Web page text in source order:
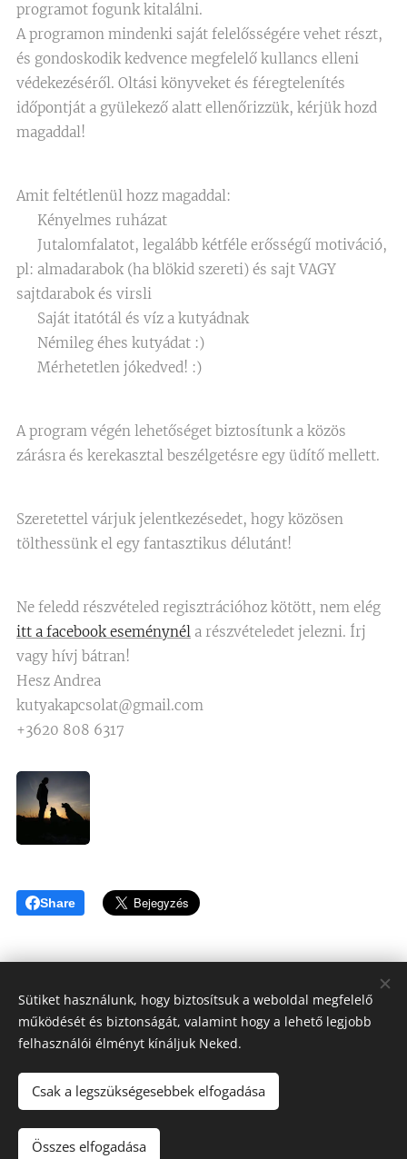
programot fogunk kitalálni.
A programon mindenki saját felelősségére vehet részt,
és gondoskodik kedvence megfelelő kullancs elleni
védekezéséről. Oltási könyveket és féregtelenítés
időpontját a gyülekező alatt ellenőrizzük, kérjük hozd
magaddal!
Amit feltétlenül hozz magaddal:
🐾 Kényelmes ruházat
🐾 Jutalomfalatot, legalább kétféle erősségű motiváció,
pl: almadarabok (ha blökid szereti) és sajt VAGY
sajtdarabok és virsli
🐾 Saját itatótál és víz a kutyádnak
🐾 Némileg éhes kutyádat :)
🐾 Mérhetetlen jókedved! :)
A program végén lehetőséget biztosítunk a közös
zárásra és kerekasztal beszélgetésre egy üdítő mellett.
Szeretettel várjuk jelentkezésedet, hogy közösen
tölthessünk el egy fantasztikus délutánt!
Ne feledd részvételed regisztrációhoz kötött, nem elég
itt a facebook eseménynél a részvételedet jelezni. Írj
vagy hívj bátran!
Hesz Andrea
kutyakapcsolat@gmail.com
+3620 808 6317
Share
Tóthné Hesz Andrea
KUTYAKAPCSOLAT ©2020
Az oldalt a
Sütiket használunk, hogy biztosítsuk a weboldal megfelelő
működését és biztonságát, valamint hogy a lehető legjobb
felhasználói élményt kínáljuk Neked.
Csak a legszükségesebbek elfogadása
Összes elfogadása